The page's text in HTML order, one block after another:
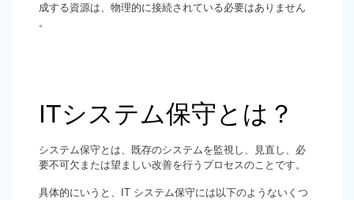
成する資源は、物理的に接続されている必要はありません
。
ITシステム保守とは？
システム保守とは、既存のシステムを監視し、見直し、必
要不可欠または望ましい改善を行うプロセスのことです。
具体的にいうと、IT システム保守には以下のようないくつ